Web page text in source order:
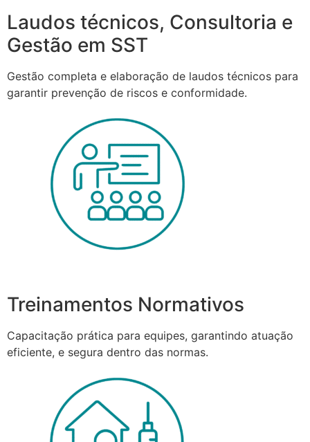
Laudos técnicos, Consultoria e
Gestão em SST
Gestão completa e elaboração de laudos técnicos para
garantir prevenção de riscos e conformidade.
Treinamentos Normativos
Capacitação prática para equipes, garantindo atuação
eficiente, e segura dentro das normas.